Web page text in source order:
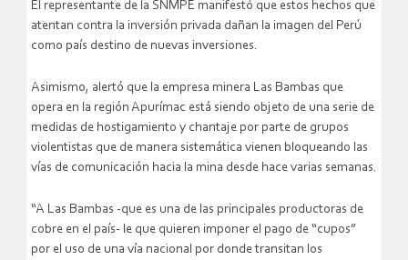
El representante de la SNMPE manifestó que estos hechos que
atentan contra la inversión privada dañan la imagen del Perú
como país destino de nuevas inversiones.
Asimismo, alertó que la empresa minera Las Bambas que
opera en la región Apurímac está siendo objeto de una serie de
medidas de hostigamiento y chantaje por parte de grupos
violentistas que de manera sistemática vienen bloqueando las
vías de comunicación hacia la mina desde hace varias semanas.
“A Las Bambas -que es una de las principales productoras de
cobre en el país- le que quieren imponer el pago de “cupos”
por el uso de una vía nacional por donde transitan los